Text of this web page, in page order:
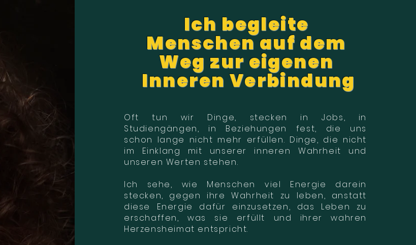
Ich begleite
Menschen auf dem
Weg zur eigenen
Inneren Verbindung
Oft tun wir Dinge, stecken in Jobs, in
Studiengängen, in Beziehungen fest, die uns
schon lange nicht mehr erfüllen. Dinge, die nicht
im Einklang mit unserer inneren Wahrheit und
unseren Werten stehen.
Ich sehe, wie Menschen viel Energie darein
stecken, gegen ihre Wahrheit zu leben, anstatt
diese Energie dafür einzusetzen, das Leben zu
erschaffen, was sie erfüllt und ihrer wahren
Herzensheimat entspricht.